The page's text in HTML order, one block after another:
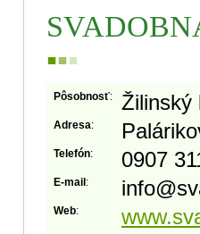
▪▪▪
Pôsobnosť: Žilinský
Adresa:
Telefón: 0907
E-mail : info@
Web: